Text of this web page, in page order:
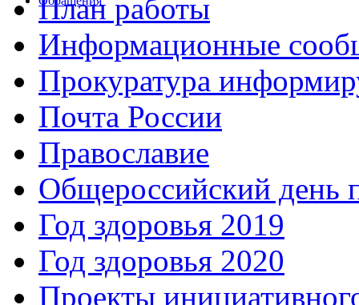
План работы
Информационные
Прокуратура
Почта России
Православие
Общероссийский день
Год здоровья 2019
Год здоровья 2020
Проекты